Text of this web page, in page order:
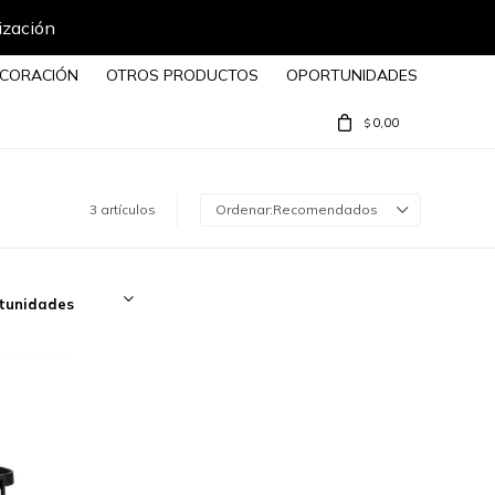
OTROS PRODUCTOS OPORTUNIDADES
$ 0,00
3 artículos Recomendados